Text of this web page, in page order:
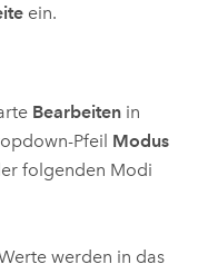
ein.
Bearbeitenin
Pfeil Modus
folgenden Modi
werden in das